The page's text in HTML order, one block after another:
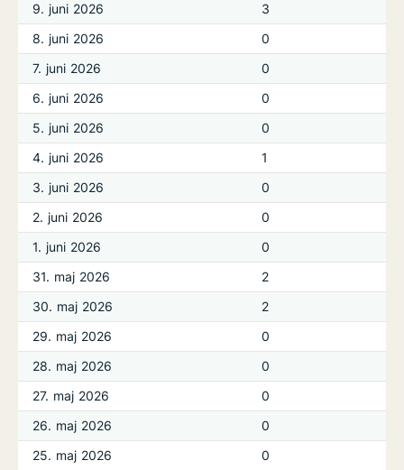
9. juni 2026
3
8. juni 2026
0
7. juni 2026
0
6. juni 2026
0
5. juni 2026
0
4. juni 2026
1
3. juni 2026
0
2. juni 2026
0
1. juni 2026
0
31. maj 2026
2
30. maj 2026
2
29. maj 2026
0
28. maj 2026
0
27. maj 2026
0
26. maj 2026
0
25. maj 2026
0